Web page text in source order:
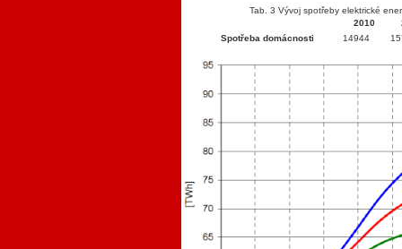
Tab. 3 Vývoj spotřeby elektrické
2010
Spotřeba domácnosti
14944